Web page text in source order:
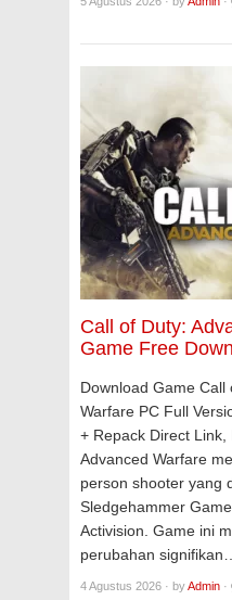
Call of Duty:
Game Free
Download Game Call
Warfare PC Full
+ Repack Direct
Advanced Warfare
person shooter yang
Sledgehammer
Activision. Game ini
perubahan
4 Agustus 2026 · byAdmin ·